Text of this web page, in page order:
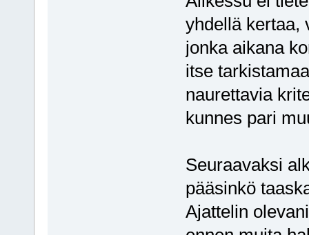
yhdellä kertaa,
jonka aikana
itse
naurettavia
kunnes pari
Seuraavaksi
pääsinkö
Ajattelin